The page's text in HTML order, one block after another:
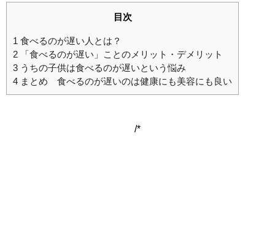
目次
1 食べるのが遅い人とは？
2 「食べるのが遅い」ことのメリット・デメリット
3 うちの子供は食べるのが遅いという悩み
4 まとめ 食べるのが遅いのは健康にも美容にも良い
/*